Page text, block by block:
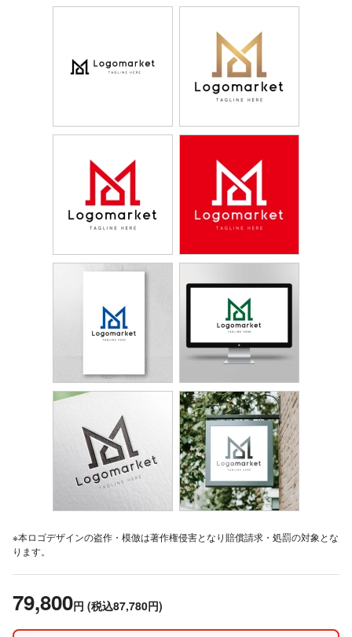
※本ロゴデザインの盗作・模倣は著作権侵害となり賠償請求・処罰の対象とな
ります。
79,800円 (税込87,780円)